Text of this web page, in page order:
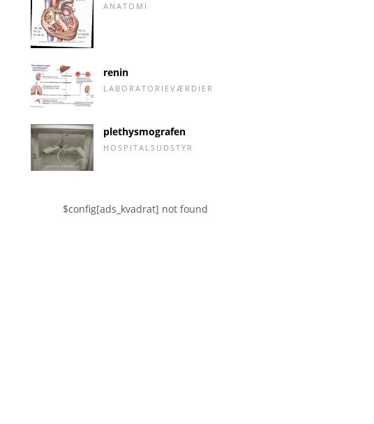
ANATOMI
renin
LABORATORIEVÆRDIER
plethysmografen
HOSPITALSUDSTYR
$config[ads_kvadrat] not found